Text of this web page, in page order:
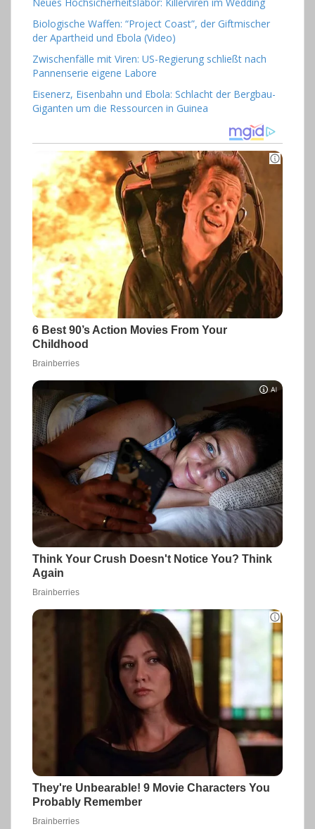
Neues Hochsicherheitslabor: Killerviren im Wedding
Biologische Waffen: “Project Coast”, der Giftmischer
der Apartheid und Ebola (Video)
Zwischenfälle mit Viren: US-Regierung schließt nach
Pannenserie eigene Labore
Eisenerz, Eisenbahn und Ebola: Schlacht der Bergbau-
Giganten um die Ressourcen in Guinea